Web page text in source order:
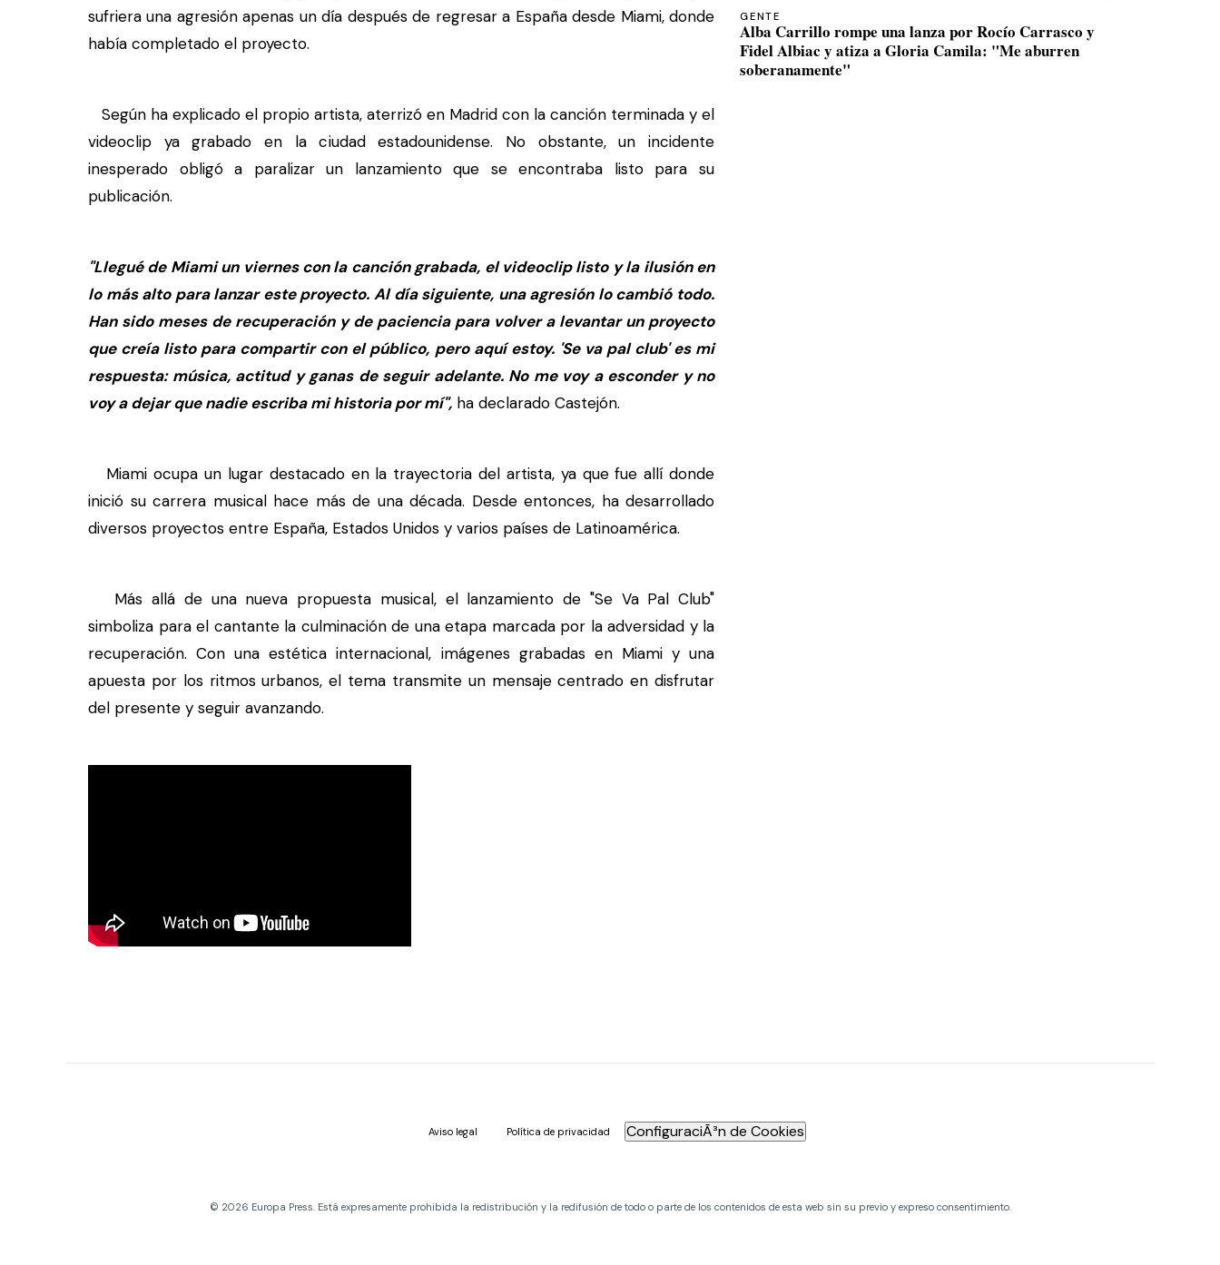
sufriera una agresión apenas un día después de regresar a España desde Miami, donde
había completado el proyecto.
Según ha explicado el propio artista, aterrizó en Madrid con la canción terminada y el
videoclip ya grabado en la ciudad estadounidense. No obstante, un incidente
inesperado obligó a paralizar un lanzamiento que se encontraba listo para su
publicación.
"Llegué de Miami un viernes con la canción grabada, el videoclip listo y la ilusión en
lo más alto para lanzar este proyecto. Al día siguiente, una agresión lo cambió todo.
Han sido meses de recuperación y de paciencia para volver a levantar un proyecto
que creía listo para compartir con el público, pero aquí estoy. 'Se va pal club' es mi
respuesta: música, actitud y ganas de seguir adelante. No me voy a esconder y no
voy a dejar que nadie escriba mi historia por mí", ha declarado Castejón.
Miami ocupa un lugar destacado en la trayectoria del artista, ya que fue allí donde
inició su carrera musical hace más de una década. Desde entonces, ha desarrollado
diversos proyectos entre España, Estados Unidos y varios países de Latinoamérica.
Más allá de una nueva propuesta musical, el lanzamiento de "Se Va Pal Club"
simboliza para el cantante la culminación de una etapa marcada por la adversidad y la
recuperación. Con una estética internacional, imágenes grabadas en Miami y una
apuesta por los ritmos urbanos, el tema transmite un mensaje centrado en disfrutar
del presente y seguir avanzando.
GENTE
Alba Carrillo rompe una lanza por Rocío Carrasco y
Fidel Albiac y atiza a Gloria Camila: "Me aburren
soberanamente"
Aviso legal Política de privacidad ConfiguraciÃ³n de Cookies
© 2026 Europa Press. Está expresamente prohibida la redistribución y la redifusión de todo o parte de los contenidos de esta web sin su previo y expreso consentimiento.